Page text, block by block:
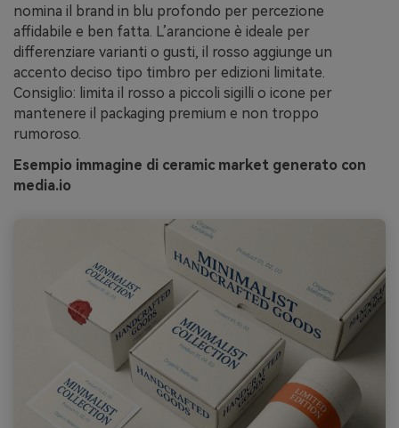
nomina il brand in blu profondo per percezione
affidabile e ben fatta. L’arancione è ideale per
differenziare varianti o gusti, il rosso aggiunge un
accento deciso tipo timbro per edizioni limitate.
Consiglio: limita il rosso a piccoli sigilli o icone per
mantenere il packaging premium e non troppo
rumoroso.
Esempio immagine di ceramic market generato con
media.io